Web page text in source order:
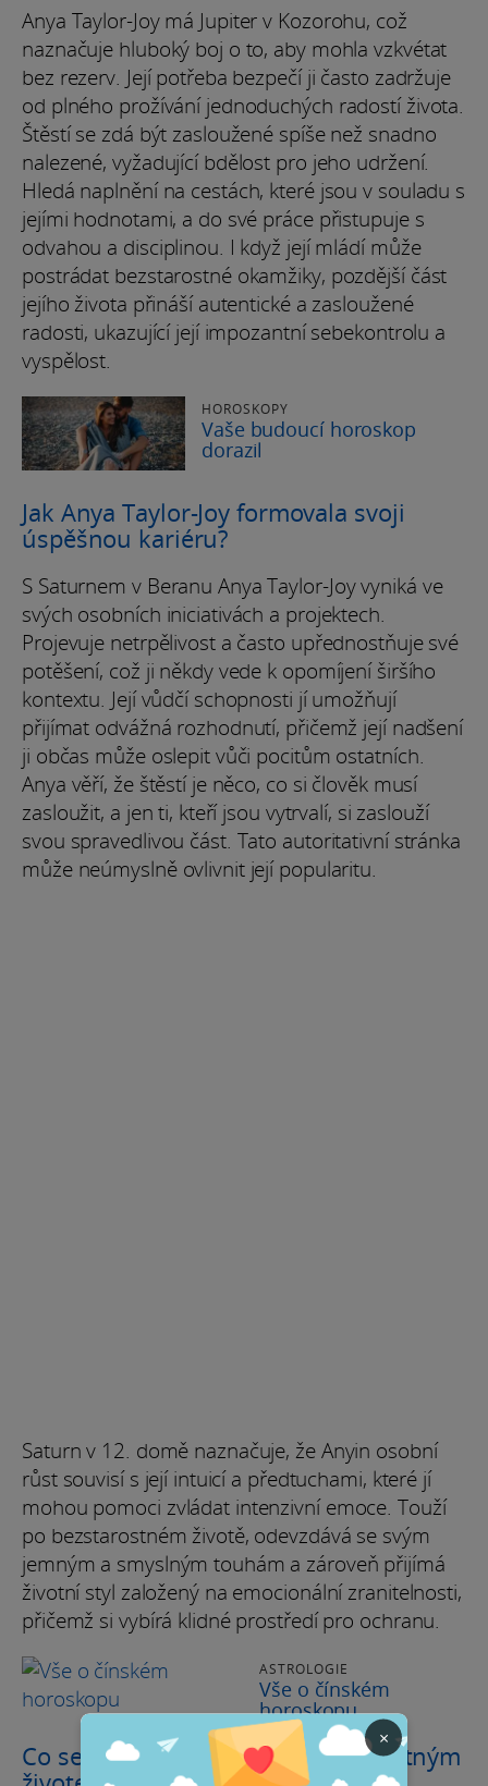
Anya Taylor-Joy má Jupiter v Kozorohu, což
naznačuje hluboký boj o to, aby mohla vzkvétat
bez rezerv. Její potřeba bezpečí ji často zadržuje
od plného prožívání jednoduchých radostí života.
Štěstí se zdá být zasloužené spíše než snadno
nalezené, vyžadující bdělost pro jeho udržení.
Hledá naplnění na cestách, které jsou v souladu s
jejími hodnotami, a do své práce přistupuje s
odvahou a disciplinou. I když její mládí může
postrádat bezstarostné okamžiky, pozdější část
jejího života přináší autentické a zasloužené
radosti, ukazující její impozantní sebekontrolu a
vyspělost.
HOROSKOPY
Vaše budoucí horoskop
dorazil
Jak Anya Taylor-Joy formovala svoji
úspěšnou kariéru?
S Saturnem v Beranu Anya Taylor-Joy vyniká ve
svých osobních iniciativách a projektech.
Projevuje netrpělivost a často upřednostňuje své
potěšení, což ji někdy vede k opomíjení širšího
kontextu. Její vůdčí schopnosti jí umožňují
přijímat odvážná rozhodnutí, přičemž její nadšení
ji občas může oslepit vůči pocitům ostatních.
Anya věří, že štěstí je něco, co si člověk musí
zasloužit, a jen ti, kteří jsou vytrvalí, si zaslouží
svou spravedlivou část. Tato autoritativní stránka
může neúmyslně ovlivnit její popularitu.
Saturn v 12. domě naznačuje, že Anyin osobní
růst souvisí s její intuicí a předtuchami, které jí
mohou pomoci zvládat intenzivní emoce. Touží
po bezstarostném životě, odevzdává se svým
jemným a smyslným touhám a zároveň přijímá
životní styl založený na emocionální zranitelnosti,
přičemž si vybírá klidné prostředí pro ochranu.
ASTROLOGIE
Vše o čínském
horoskopu
Co se skrývá za okouzlujícím milostným
×